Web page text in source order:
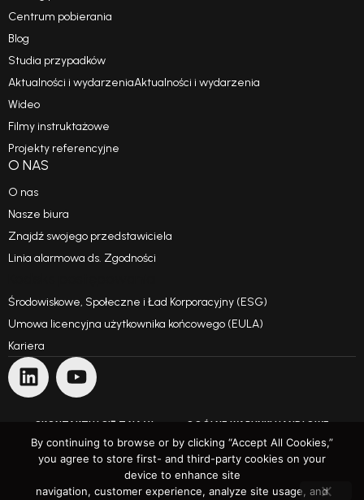
Centrum pobierania
Blog
Studia przypadków
Aktualności i wydarzeniaAktualności i wydarzenia
Wideo
Filmy instruktażowe
Projekty referencyjne
O NAS
O nas
Nasze biura
Znajdź swojego przedstawiciela
Linia alarmowa ds. Zgodności
Środowiskowe, Społeczne i Ład Korporacyjny (ESG)
Umowa licencyjna użytkownika końcowego (EULA)
Kariera
SKONTAKTUJ SIĘ Z NAMI OGÓLNE WARUNKI HANDLOWE
WARUNKI UŻYTKOWANIA POLITYKA PRYWATNOŚCI
Przekraczając oczekiwania
By continuing to browse or by clicking “Accept All Cookies,”
you agree to store first- and third-party cookies on your
device to enhance site
navigation, customer experience, analyze site usage, and